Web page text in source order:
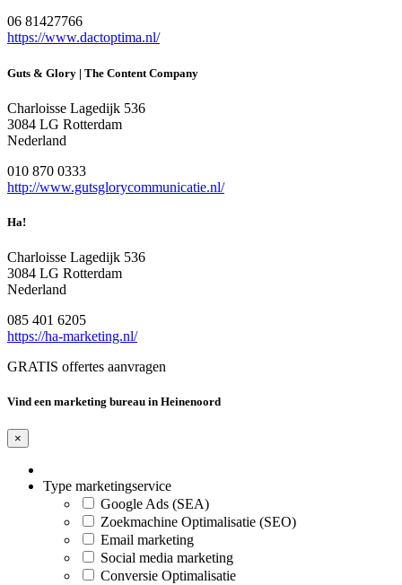
06 81427766
https://www.dactoptima.nl/
Guts & Glory | The Content Company
Charloisse Lagedijk 536
3084 LG Rotterdam
Nederland
010 870 0333
http://www.gutsglorycommunicatie.nl/
Ha!
Charloisse Lagedijk 536
3084 LG Rotterdam
Nederland
085 401 6205
https://ha-marketing.nl/
GRATIS offertes aanvragen
Vind een marketing bureau in Heinenoord
×
Type marketingservice
Google Ads (SEA)
Zoekmachine Optimalisatie (SEO)
Email marketing
Social media marketing
Conversie Optimalisatie